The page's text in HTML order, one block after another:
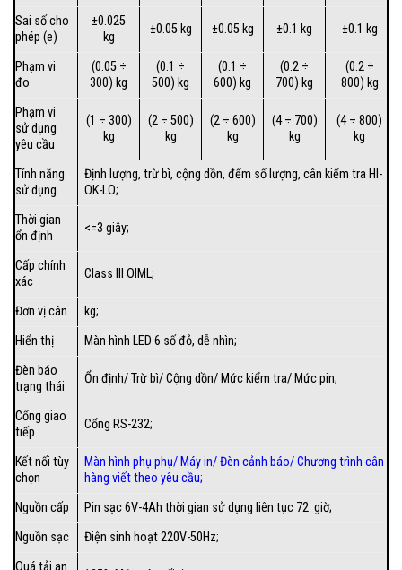
Sai số cho
phép (e)
±0.025
kg
±0.05 kg ±0.05 kg ±0.1 kg ±0.1 kg
Phạm vi
đo
(0.05 ÷
300) kg
(0.1 ÷
500) kg
(0.1 ÷
600) kg
(0.2 ÷
700) kg
(0.2 ÷
800) kg
Phạm vi
sử dụng
yêu cầu
(1 ÷ 300)
kg
(2 ÷ 500)
kg
(2 ÷ 600)
kg
(4 ÷ 700)
kg
(4 ÷ 800)
kg
Tính năng
sử dụng
Định lượng, trừ bì, cộng dồn, đếm số lượng, cân kiểm tra HI-
OK-LO;
Thời gian
ổn định
<=3 giây;
Cấp chính
xác
Class III OIML;
Đơn vị cân
kg;
Hiển thị
Màn hình LED 6 số đỏ, dễ nhìn;
Đèn báo
trạng thái
Ổn định/ Trừ bì/ Cộng dồn/ Mức kiểm tra/ Mức pin;
Cổng giao
tiếp
Cổng RS-232;
Kết nối tùy
chọn
Màn hình phụ phụ/ Máy in/Đèn cảnh báo/Chương trình cân
hàng viết theo yêu cầu;
Nguồn cấp
Pin sạc 6V-4Ah thời gian sử dụng liên tục 72 giờ;
Nguồn sạc
Điện sinh hoạt 220V-50Hz;
Quá tải an